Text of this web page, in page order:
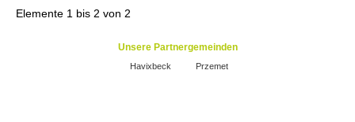
Elemente 1 bis 2 von 2
Unsere Partnergemeinden
Havixbeck Przemet